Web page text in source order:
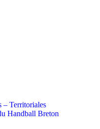
– Territoriales
Handball Breton